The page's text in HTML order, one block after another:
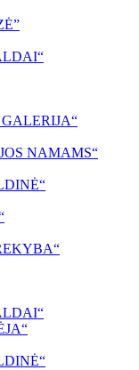
GALERIJA“
NAMAMS“